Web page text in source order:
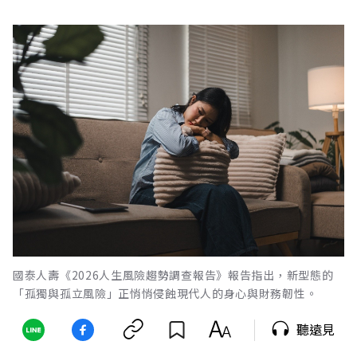
國泰人壽《2026人生風險趨勢調查報告》報告指出，新型態的
「孤獨與孤立風險」正悄悄侵蝕現代人的身心與財務韌性。
聽遠見